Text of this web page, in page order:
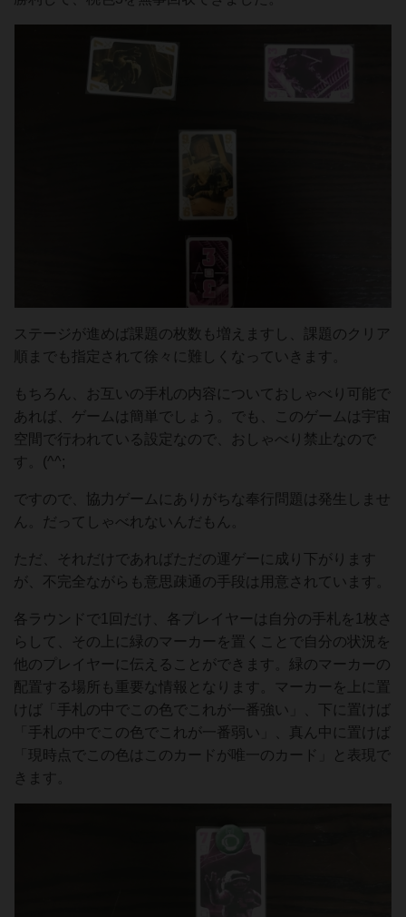
ステージが進めば課題の枚数も増えますし、課題のクリア
順までも指定されて徐々に難しくなっていきます。
もちろん、お互いの手札の内容についておしゃべり可能で
あれば、ゲームは簡単でしょう。でも、このゲームは宇宙
空間で行われている設定なので、おしゃべり禁止なので
す。(^^;
ですので、協力ゲームにありがちな奉行問題は発生しませ
ん。だってしゃべれないんだもん。
ただ、それだけであればただの運ゲーに成り下がります
が、不完全ながらも意思疎通の手段は用意されています。
各ラウンドで1回だけ、各プレイヤーは自分の手札を1枚さ
らして、その上に緑のマーカーを置くことで自分の状況を
他のプレイヤーに伝えることができます。緑のマーカーの
配置する場所も重要な情報となります。マーカーを上に置
けば「手札の中でこの色でこれが一番強い」、下に置けば
「手札の中でこの色でこれが一番弱い」、真ん中に置けば
「現時点でこの色はこのカードが唯一のカード」と表現で
きます。